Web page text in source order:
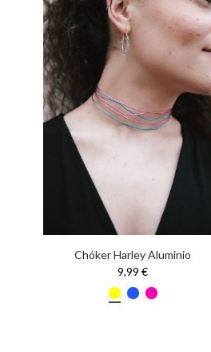
Chóker Harley Aluminio
9,99 €